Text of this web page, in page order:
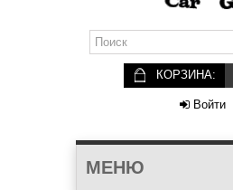
КОРЗИНА:
Войти
МЕНЮ